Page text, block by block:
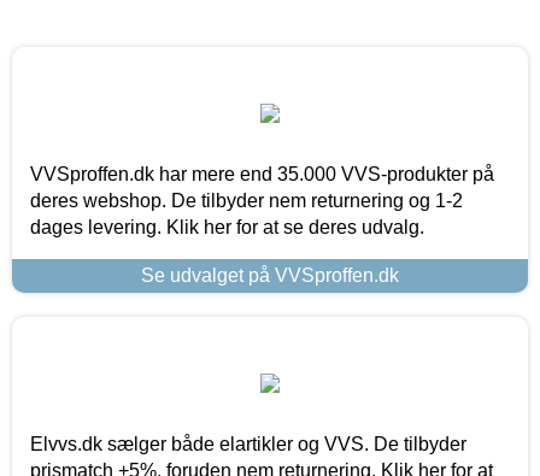
VVSproffen.dk har mere end 35.000 VVS-produkter på
deres webshop. De tilbyder nem returnering og 1-2
dages levering. Klik her for at se deres udvalg.
Se udvalget på VVSproffen.dk
Elvvs.dk sælger både elartikler og VVS. De tilbyder
prismatch +5%, foruden nem returnering. Klik her for at